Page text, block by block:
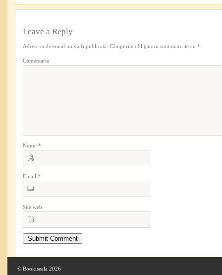
Leave a Reply
Adresa ta de email nu va fi publicată. Câmpurile obligatorii sunt marcate cu *
Comentariu
Nume *
Email *
Site web
© Bookiseala 2026